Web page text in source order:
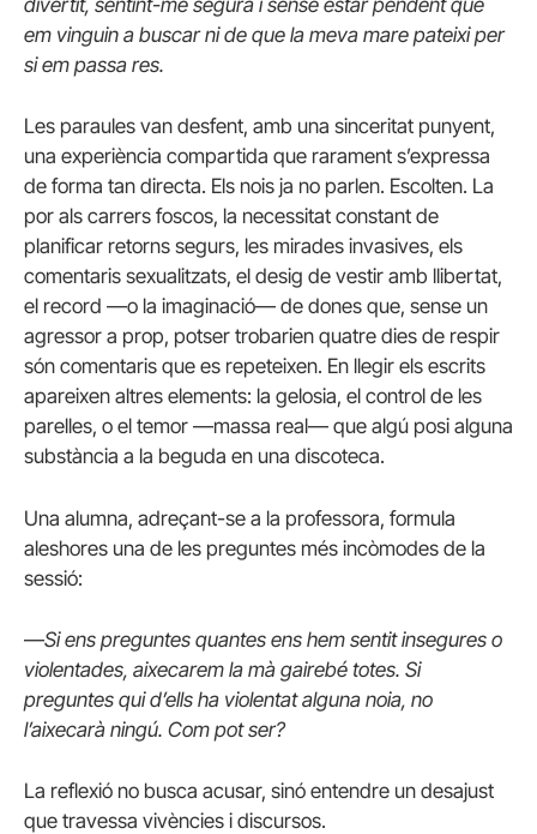
divertit, sentint-me segura i sense estar pendent que
em vinguin a buscar ni de que la meva mare pateixi per
si em passa res.
Les paraules van desfent, amb una sinceritat punyent,
una experiència compartida que rarament s’expressa
de forma tan directa. Els nois ja no parlen. Escolten. La
por als carrers foscos, la necessitat constant de
planificar retorns segurs, les mirades invasives, els
comentaris sexualitzats, el desig de vestir amb llibertat,
el record —o la imaginació— de dones que, sense un
agressor a prop, potser trobarien quatre dies de respir
són comentaris que es repeteixen. En llegir els escrits
apareixen altres elements: la gelosia, el control de les
parelles, o el temor —massa real— que algú posi alguna
substància a la beguda en una discoteca.
Una alumna, adreçant-se a la professora, formula
aleshores una de les preguntes més incòmodes de la
sessió:
—Si ens preguntes quantes ens hem sentit insegures o
violentades, aixecarem la mà gairebé totes. Si
preguntes qui d’ells ha violentat alguna noia, no
l’aixecarà ningú. Com pot ser?
La reflexió no busca acusar, sinó entendre un desajust
que travessa vivències i discursos.